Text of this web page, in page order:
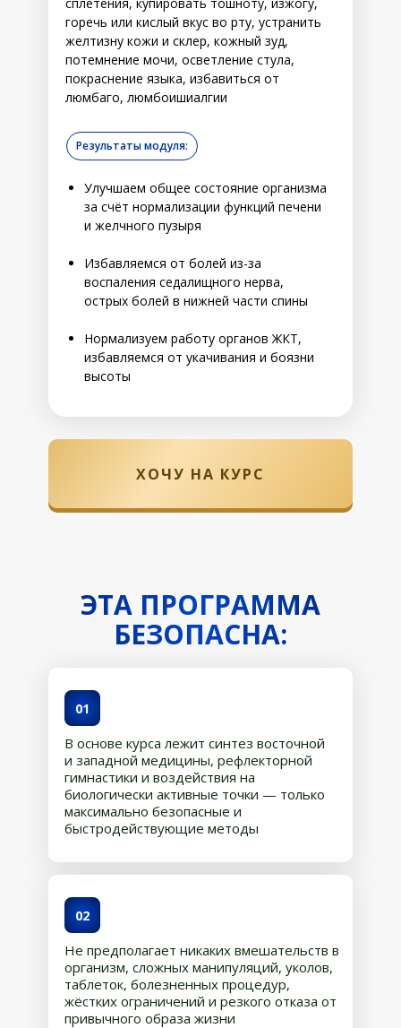
Результаты модуля:
Улучшаем общее состояние организма
за счёт нормализации функций печени
и желчного пузыря
Избавляемся от болей из-за
воспаления седалищного нерва,
острых болей в нижней части спины
Нормализуем работу органов ЖКТ,
избавляемся от укачивания и боязни
высоты
ХОЧУ НА КУРС
горечь или кислый вкус во рту, устранить
желтизну кожи и склер, кожный зуд,
потемнение мочи, осветление стула,
покраснение языка, избавиться от
люмбаго, люмбоишиалгии
ЭТА ПРОГРАММА
БЕЗОПАСНА:
В основе курса лежит синтез восточной
и западной медицины, рефлекторной
гимнастики и воздействия на
биологически активные точки — только
максимально безопасные и
быстродействующие методы
01
Не предполагает никаких вмешательств в
организм, сложных манипуляций, уколов,
таблеток, болезненных процедур,
жёстких ограничений и резкого отказа от
привычного образа жизни
02